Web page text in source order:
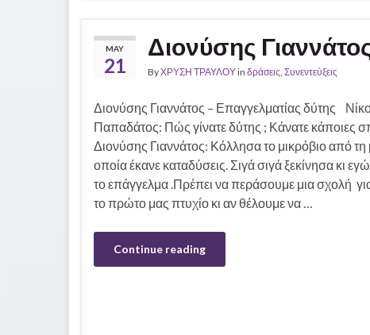
MAY
21
Διονύσης
ByΧΡΥΣΗ ΤΡΑΥΛΟΥin δράσεις Συνεντεύξεις
Διονύσης Γιαννάτος – Επαγγελματίας δύτης
Παπαδάτος: Πώς γίνατε δύτης ; Κάνατε κάποιες
Διονύσης Γιαννάτος: Κόλλησα το μικρόβιο από τη
οποία έκανε καταδύσεις. Σιγά σιγά ξεκίνησα κι
το επάγγελμα .Πρέπει να περάσουμε μια σχολή
το πρώτο μας πτυχίο κι αν θέλουμε να …
Continue reading